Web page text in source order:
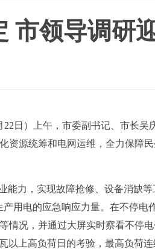
市领导调研
日）上午，市委副书记、市长吴
资源统筹和电网运维，全力保障
力，实现故障抢修、设备消缺等
用电的应急响应力量。在不停电
况，并通过大屏实时察看不停电
以上高负荷日的考验，最高负荷